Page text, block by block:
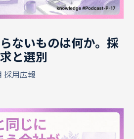
ないものは何か。採
と選別
採用広報